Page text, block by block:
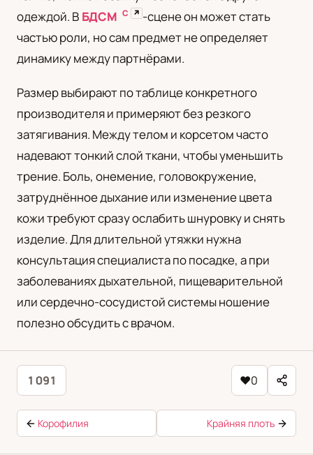
одеждой. В БДСМ С ↗ -сцене он может стать
частью роли, но сам предмет не определяет
динамику между партнёрами.
Размер выбирают по таблице конкретного
производителя и примеряют без резкого
затягивания. Между телом и корсетом часто
надевают тонкий слой ткани, чтобы уменьшить
трение. Боль, онемение, головокружение,
затруднённое дыхание или изменение цвета
кожи требуют сразу ослабить шнуровку и снять
изделие. Для длительной утяжки нужна
консультация специалиста по посадке, а при
заболеваниях дыхательной, пищеварительной
или сердечно-сосудистой системы ношение
полезно обсудить с врачом.
1 091 ♥0
Корофилия Крайняя плоть